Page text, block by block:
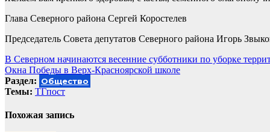
Глава Северного района Сергей Коростелев
Председатель Совета депутатов Северного района Игорь
Навигация
по
записям
В Северном начинаются весенние субботники по уборке
Окна Победы в Верх-Красноярской школе
Раздел: Общество
Темы: ТГпост
Похожая запись